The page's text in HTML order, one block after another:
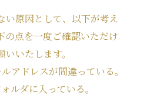
い原因として、以下が考え
の点を一度ご確認いただけ
いたします。
アドレスが間違っている。
ルダに入っている。